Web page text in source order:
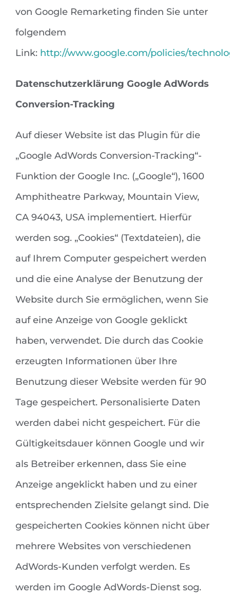
von Google Remarketing finden Sie unter
folgendem
Link: http://www.google.com/policies/
Datenschutzerklärung Google AdWords
Conversion-Tracking
Auf dieser Website ist das Plugin für die
„Google AdWords Conversion-Tracking“-
Funktion der Google Inc. („Google“), 1600
Amphitheatre Parkway, Mountain View,
CA 94043, USA implementiert. Hierfür
werden sog. „Cookies“ (Textdateien), die
auf Ihrem Computer gespeichert werden
und die eine Analyse der Benutzung der
Website durch Sie ermöglichen, wenn Sie
auf eine Anzeige von Google geklickt
haben, verwendet. Die durch das Cookie
erzeugten Informationen über Ihre
Benutzung dieser Website werden für 90
Tage gespeichert. Personalisierte Daten
werden dabei nicht gespeichert. Für die
Gültigkeitsdauer können Google und wir
als Betreiber erkennen, dass Sie eine
Anzeige angeklickt haben und zu einer
entsprechenden Zielsite gelangt sind. Die
gespeicherten Cookies können nicht über
mehrere Websites von verschiedenen
AdWords-Kunden verfolgt werden. Es
werden im Google AdWords-Dienst sog.